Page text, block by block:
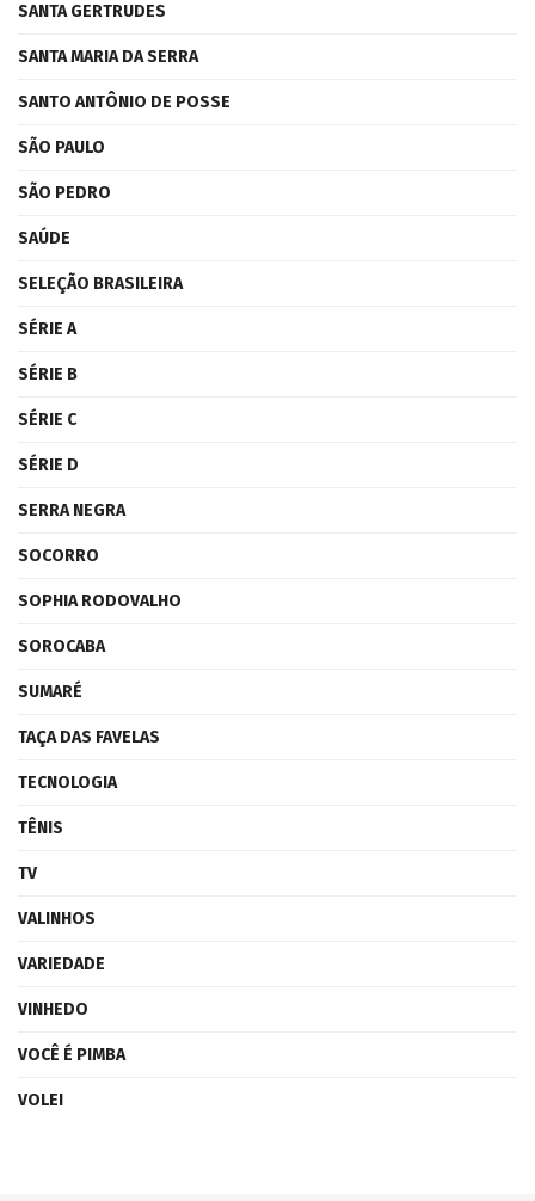
SANTA GERTRUDES
SANTA MARIA DA SERRA
SANTO ANTÔNIO DE POSSE
SÃO PAULO
SÃO PEDRO
SAÚDE
SELEÇÃO BRASILEIRA
SÉRIE A
SÉRIE B
SÉRIE C
SÉRIE D
SERRA NEGRA
SOCORRO
SOPHIA RODOVALHO
SOROCABA
SUMARÉ
TAÇA DAS FAVELAS
TECNOLOGIA
TÊNIS
TV
VALINHOS
VARIEDADE
VINHEDO
VOCÊ É PIMBA
VOLEI